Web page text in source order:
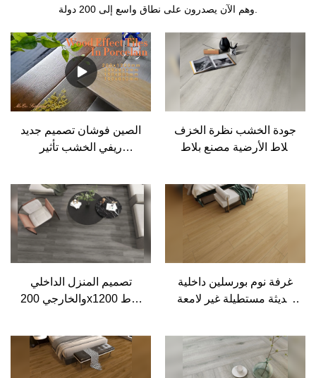
الصين فوشان تصميم جديد
ريفي الخشب تأثير
جودة الخشب نظرة الخزف
بلاط الأرضية مصنع بلاط
تصميم المنزل الداخلي
والخارجي 200x1200 بلاط
سيراميك حبيبات خشبية
غرفة نوم بورسلين داخلية
حديثة مستطيلة غير لامعة